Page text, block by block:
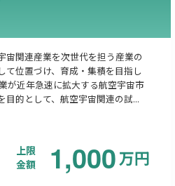
宙関連産業を次世代を担う産業の
て位置づけ、育成・集積を目指し
が近年急速に拡大する航空宇宙市
目的として、航空宇宙関連の試...
上限
金額
1,000万円